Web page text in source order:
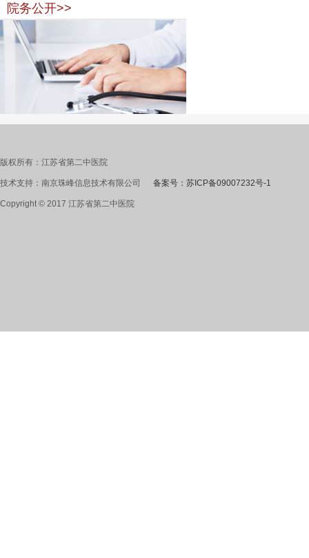
院务公开>>
版权所有：江苏省第二中医院
技术支持：南京珠峰信息技术有限公司 备案号：苏ICP备09007232号-1
Copyright © 2017 江苏省第二中医院